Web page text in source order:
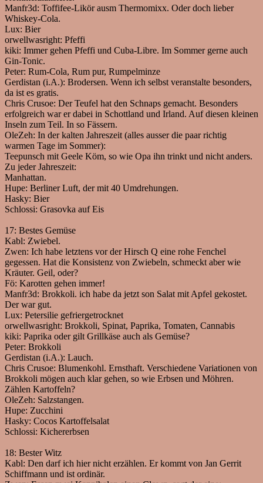
Manfr3d: Toffifee-Likör ausm Thermomixx. Oder doch lieber
Whiskey-Cola.
Lux: Bier
orwellwasright: Pfeffi
kiki: Immer gehen Pfeffi und Cuba-Libre. Im Sommer gerne auch
Gin-Tonic.
Peter: Rum-Cola, Rum pur, Rumpelminze
Gerdistan (i.A.): Brodersen. Wenn ich selbst veranstalte besonders,
da ist es gratis.
Chris Crusoe: Der Teufel hat den Schnaps gemacht. Besonders
erfolgreich war er dabei in Schottland und Irland. Auf diesen kleinen
Inseln zum Teil. In so Fässern.
OleZeh: In der kalten Jahreszeit (alles ausser die paar richtig
warmen Tage im Sommer):
Teepunsch mit Geele Köm, so wie Opa ihn trinkt und nicht anders.
Zu jeder Jahreszeit:
Manhattan.
Hupe: Berliner Luft, der mit 40 Umdrehungen.
Hasky: Bier
Schlossi: Grasovka auf Eis
17: Bestes Gemüse
Kabl: Zwiebel.
Zwen: Ich habe letztens vor der Hirsch Q eine rohe Fenchel
gegessen. Hat die Konsistenz von Zwiebeln, schmeckt aber wie
Kräuter. Geil, oder?
Fö: Karotten gehen immer!
Manfr3d: Brokkoli. ich habe da jetzt son Salat mit Apfel gekostet.
Der war gut.
Lux: Petersilie gefriergetrocknet
orwellwasright: Brokkoli, Spinat, Paprika, Tomaten, Cannabis
kiki: Paprika oder gilt Grillkäse auch als Gemüse?
Peter: Brokkoli
Gerdistan (i.A.): Lauch.
Chris Crusoe: Blumenkohl. Ernsthaft. Verschiedene Variationen von
Brokkoli mögen auch klar gehen, so wie Erbsen und Möhren.
Zählen Kartoffeln?
OleZeh: Salzstangen.
Hupe: Zucchini
Hasky: Cocos Kartoffelsalat
Schlossi: Kichererbsen
18: Bester Witz
Kabl: Den darf ich hier nicht erzählen. Er kommt von Jan Gerrit
Schiffmann und ist ordinär.